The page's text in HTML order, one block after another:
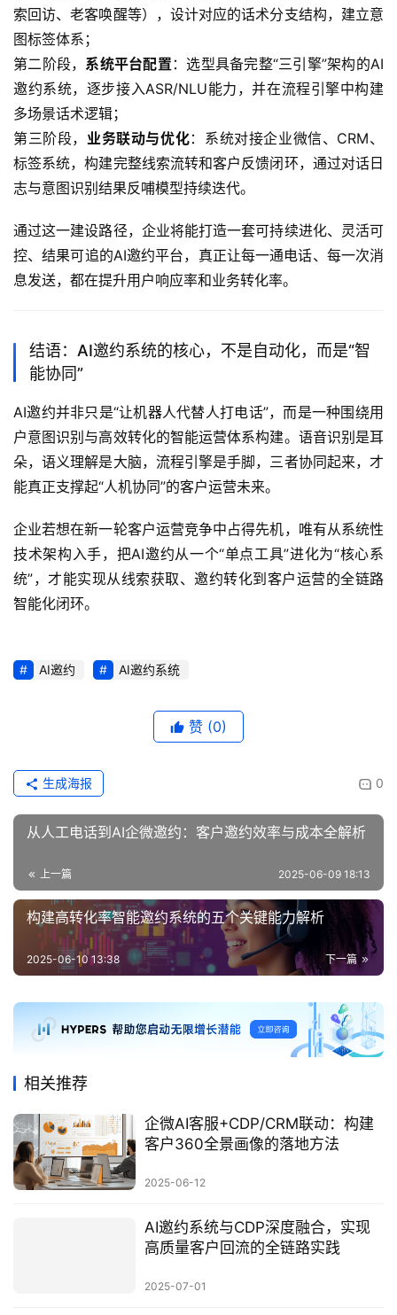
索回访、老客唤醒等），设计对应的话术分支结构，建立意
图标签体系；
第二阶段，系统平台配置 ：选型具备完整“三引擎”架构的AI
邀约系统，逐步接入ASR/NLU能力，并在流程引擎中构建
多场景话术逻辑；
第三阶段，业务联动与优化：系统对接企业微信、CRM、
标签系统，构建完整线索流转和客户反馈闭环，通过对话日
志与意图识别结果反哺模型持续迭代。
通过这一建设路径，企业将能打造一套可持续进化、灵活可
控、结果可追的AI邀约平台，真正让每一通电话、每一次消
息发送，都在提升用户响应率和业务转化率。
结语：AI邀约系统的核心，不是自动化，而是“智
能协同”
AI邀约并非只是“让机器人代替人打电话”，而是一种围绕用
户意图识别与高效转化的智能运营体系构建。语音识别是耳
朵，语义理解是大脑，流程引擎是手脚，三者协同起来，才
能真正支撑起“人机协同”的客户运营未来。
企业若想在新一轮客户运营竞争中占得先机，唯有从系统性
技术架构入手，把AI邀约从一个“单点工具”进化为“核心系
统”，才能实现从线索获取、邀约转化到客户运营的全链路
智能化闭环。
AI邀约 AI邀约系统
赞 (0)
0
生成海报
从人工电话到AI企微邀约：客户邀约效率与成本全解析
上一篇 2025-06-09 18:13
构建高转化率智能邀约系统的五个关键能力解析
下一篇
2025-06-10 13:38
相关推荐
企微AI客服+CDP/CRM联动：构建
客户360全景画像的落地方法
2025-06-12
AI邀约系统与CDP深度融合，实现
高质量客户回流的全链路实践
2025-07-01